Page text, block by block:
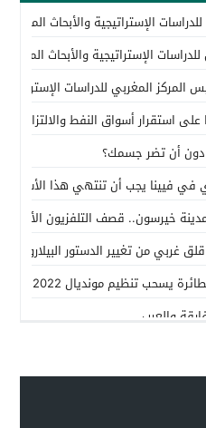
الإستراتيجية والأبحاث المتقدمة
الإستراتيجية والأبحاث
المغربي للدراسات
استقرار أسواق النفط والالتزام
أن تضر جسمك؟
في فيينا يجب أن تنتهي هذا الأسبوع
خيرسون.. قصف التلفزيون
قلق غربي من تغيير الدستور
يسحب تنظيم مونديال 2022 من روسيا
والعرب